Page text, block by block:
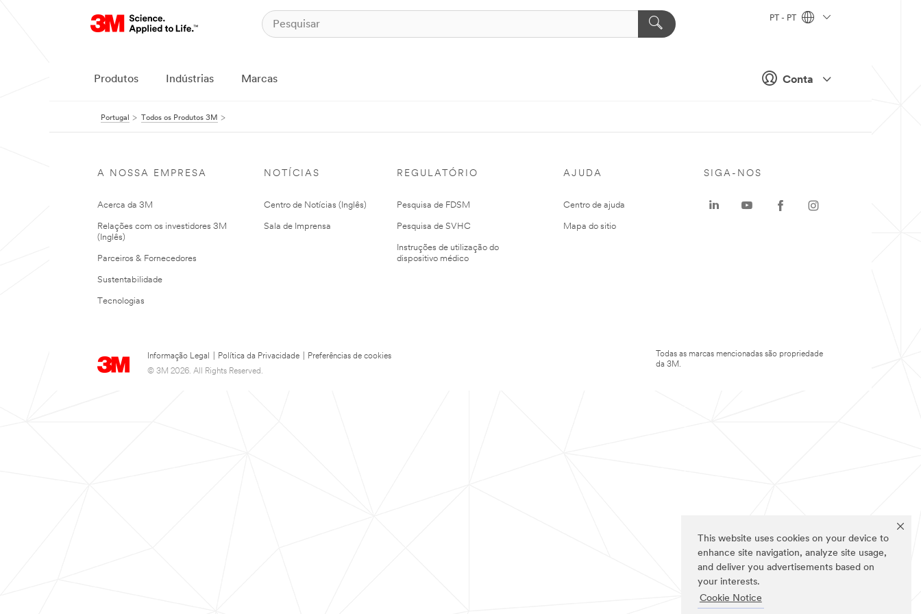
This website uses cookies on your device to
enhance site navigation, analyze site usage,
and deliver you advertisements based on
your interests.
Cookie Notice
Conta
PT - PT
Produtos Indústrias Marcas
Portugal Todos os Produtos 3M
A NOSSA EMPRESA
Acerca da 3M
Relações com os investidores 3M
(Inglês)
Parceiros & Fornecedores
Sustentabilidade
Tecnologias
NOTÍCIAS
Centro de Notícias (Inglês)
Sala de Imprensa
REGULATÓRIO
Pesquisa de FDSM
Pesquisa de SVHC
Instruções de utilização do
dispositivo médico
AJUDA
Centro de ajuda
Mapa do sitio
Informação Legal Política da Privacidade
Preferências de cookies
© 3M 2026. All Rights Reserved.
SIGA-NOS
Todas as marcas mencionadas são propriedade
da 3M.